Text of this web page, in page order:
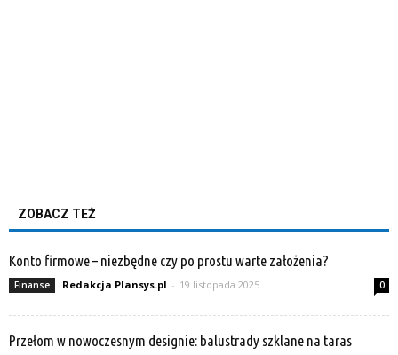
ZOBACZ TEŻ
Konto firmowe – niezbędne czy po prostu warte założenia?
Finanse Redakcja Plansys.pl - 19 listopada 2025 0
Przełom w nowoczesnym designie: balustrady szklane na taras